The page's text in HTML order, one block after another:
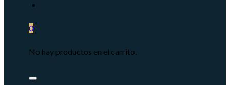
0
No hay productos en el carrito.